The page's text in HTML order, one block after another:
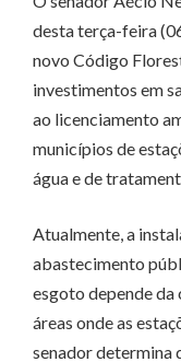
desta terça-feira
novo Código
investimentos em
ao licenciamento
municípios de
água e de
Atualmente, a
abastecimento
esgoto depende da
áreas onde as
senador determina